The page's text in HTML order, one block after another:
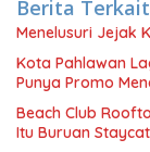
Berita Terkait
Menelusuri Jejak
Kota Pahlawan
Punya Promo
Beach Club
Itu Buruan